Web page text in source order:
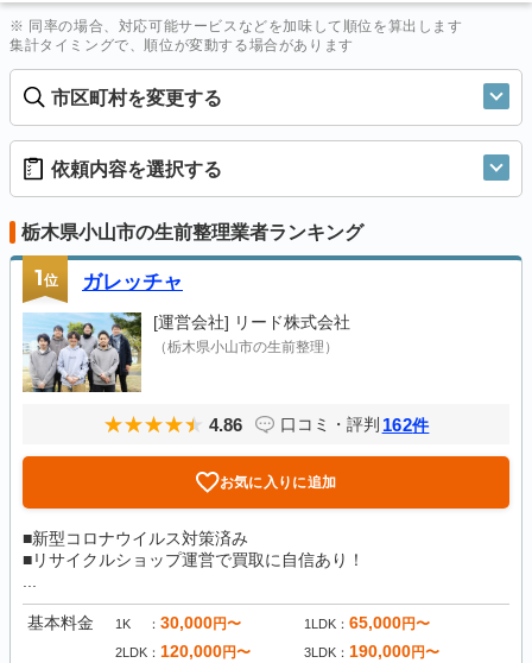
※ 同率の場合、対応可能サービスなどを加味して順位を算出します
集計タイミングで、順位が変動する場合があります
市区町村を変更する
依頼内容を選択する
栃木県小山市の生前整理業者ランキング
1位 ガレッチャ
[運営会社] リード株式会社
（栃木県小山市の生前整理）
4.86 口コミ・評判 162件
お気に入りに追加
■新型コロナウイルス対策済み
■リサイクルショップ運営で買取に自信あり！
基本料金 1K 30,000円〜 1LDK 65,000円〜
2LDK 120,000円〜 3LDK 190,000円〜